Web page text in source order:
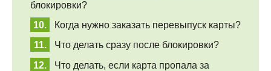
блокировки?
Когда нужно заказать перевыпуск карты?
Что делать сразу после блокировки?
Что делать, если карта пропала за